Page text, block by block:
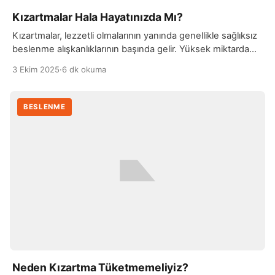
Kızartmalar Hala Hayatınızda Mı?
Kızartmalar, lezzetli olmalarının yanında genellikle sağlıksız
beslenme alışkanlıklarının başında gelir. Yüksek miktarda
yiyecekler, trans yağ asitleri açısından zengin olabilir ve bu
da damar sağlığını olumsuz etkiler. Günümüzde daha
3 Ekim 2025·6 dk okuma
BESLENME
Neden Kızartma Tüketmemeliyiz?